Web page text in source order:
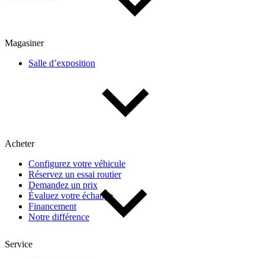
Magasiner
Salle d’exposition
Acheter
Configurez votre véhicule
Réservez un essai routier
Demandez un prix
Évaluez votre échange
Financement
Notre différence
Service